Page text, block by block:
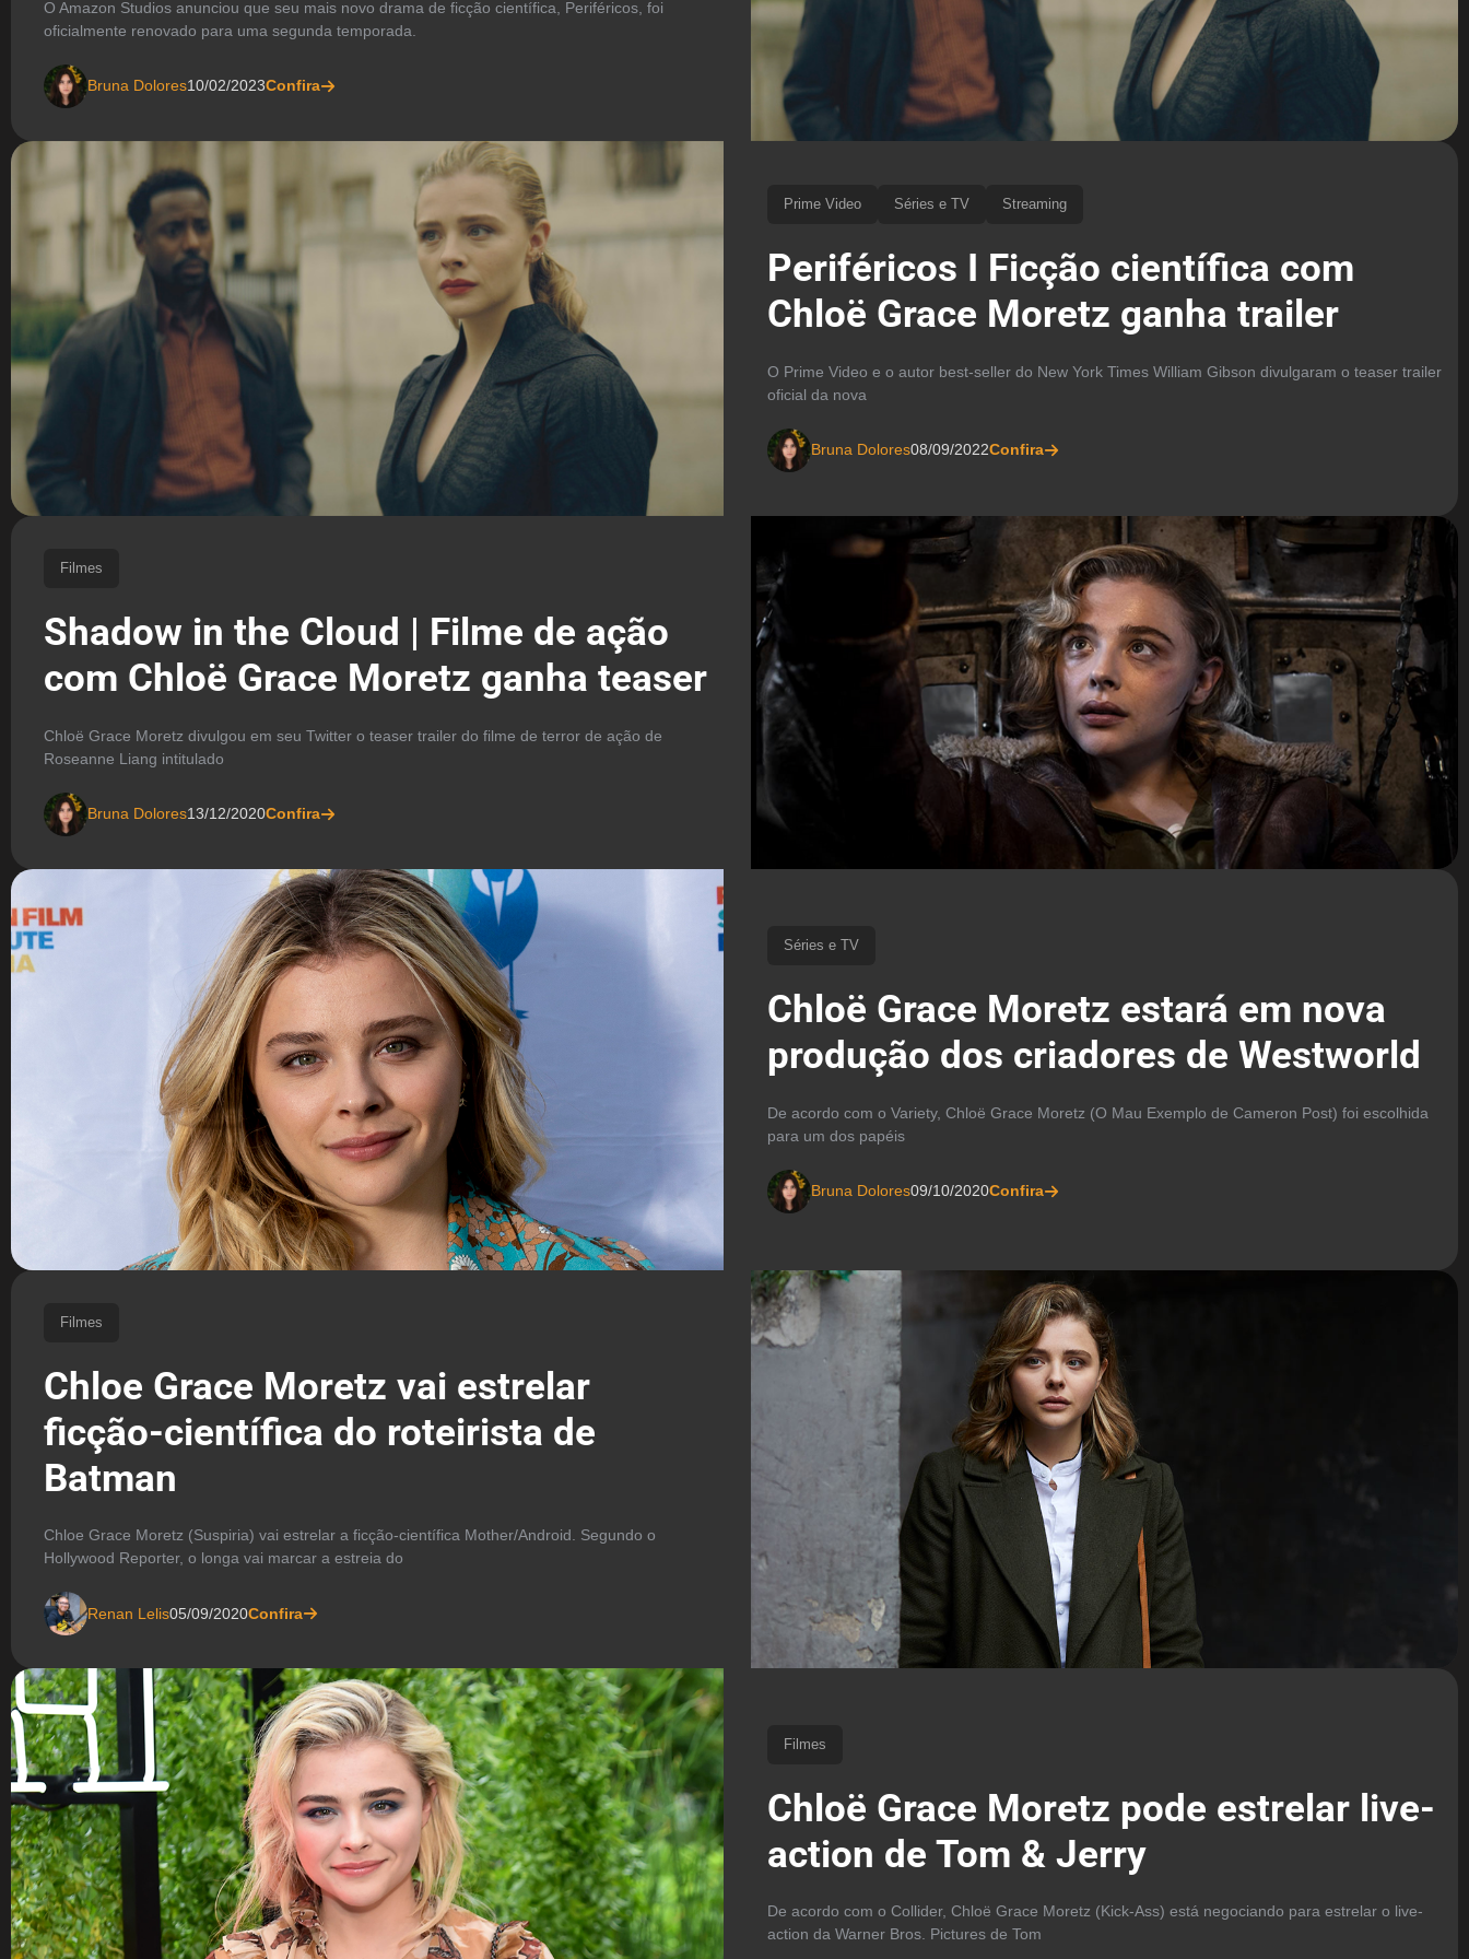
O Amazon Studios anunciou que seu mais novo drama de ficção científica, Periféricos, foi
oficialmente renovado para uma segunda temporada.
Bruna Dolores10/02/2023Confira
Prime Video Séries e TV Streaming
Periféricos I Ficção científica com
Chloë Grace Moretz ganha trailer
O Prime Video e o autor best-seller do New York Times William Gibson divulgaram o teaser trailer
oficial da nova
Bruna Dolores08/09/2022Confira
Filmes
Shadow in the Cloud | Filme de ação
com Chloë Grace Moretz ganha teaser
Chloë Grace Moretz divulgou em seu Twitter o teaser trailer do filme de terror de ação de
Roseanne Liang intitulado
Bruna Dolores13/12/2020Confira
Séries e TV
Chloë Grace Moretz estará em nova
produção dos criadores de Westworld
De acordo com o Variety, Chloë Grace Moretz (O Mau Exemplo de Cameron Post) foi escolhida
para um dos papéis
Bruna Dolores09/10/2020Confira
Filmes
Chloe Grace Moretz vai estrelar
ficção-científica do roteirista de
Batman
Chloe Grace Moretz (Suspiria) vai estrelar a ficção-científica Mother/Android. Segundo o
Hollywood Reporter, o longa vai marcar a estreia do
Renan Lelis05/09/2020Confira
Filmes
Chloë Grace Moretz pode estrelar live-
action de Tom & Jerry
De acordo com o Collider, Chloë Grace Moretz (Kick-Ass) está negociando para estrelar o live-
action da Warner Bros. Pictures de Tom